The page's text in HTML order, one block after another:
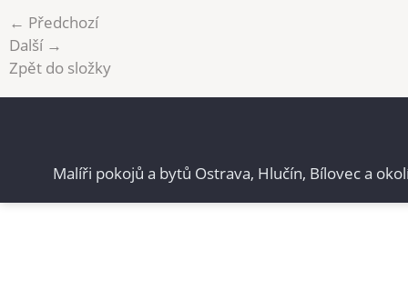
← Předchozí
Další →
Zpět do složky
Malíři pokojů a bytů Ostrava, Hlučín, Bílovec a